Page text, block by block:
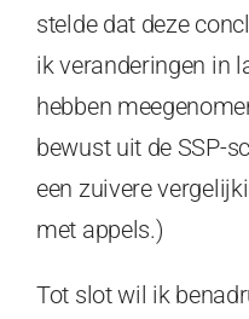
stelde dat deze
ik veranderingen in
hebben
bewust uit de SSP-
een zuivere
met appels.)
Tot slot wil ik